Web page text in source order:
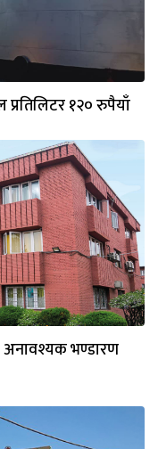
१२० रुपैयाँ
अनावश्यक भण्डारण